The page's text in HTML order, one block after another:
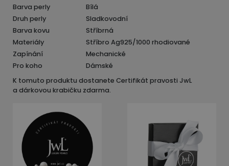
Barva perly
Bílá
Druh perly
Sladkovodní
Barva kovu
Stříbrná
Materiály
Stříbro Ag925/1000 rhodiované
Zapínání
Mechanické
Pro koho
Dámské
K tomuto produktu dostanete Certifikát pravosti JwL
a dárkovou krabičku zdarma.